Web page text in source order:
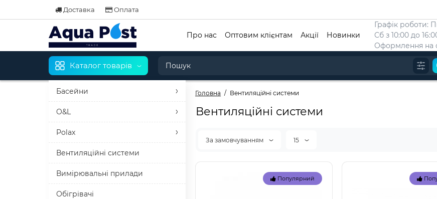
Доставка Оплата
Графік роботи:
Сб з 10:00 до
Оформлення на
Про нас Оптовим клієнтам Акції Новинки
Каталог товарів
Басейни
O&L
Polax
Вентиляційні системи
Вимірювальні прилади
Обігрівачі
Головна Вентиляційні системи
Вентиляційні системи
За замовчуванням 15
Популярний